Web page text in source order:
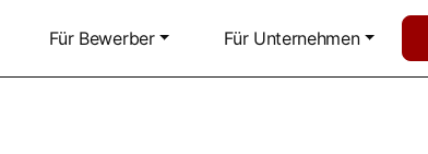
Für Bewerber Für Unternehmen